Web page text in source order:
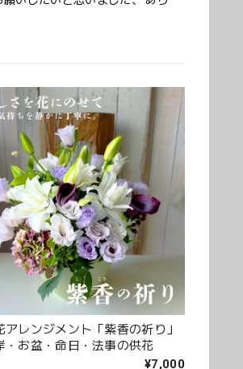
ざいました。 また、ご友人
、これからも心を込めてお
当にありがとうございまし
ワンランクアップでハイセン
。 安心してお願いできるお花
また、よろしくお願いしま
アレンジメント「紫香の祈り」
・お盆・命日・法事の供花
¥7,000